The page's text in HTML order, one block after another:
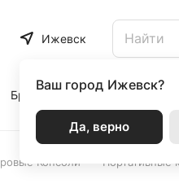
Ижевск
Ваш город Ижевск?
Да, верно
Бренды Статьи Акции
Консоли Портативные